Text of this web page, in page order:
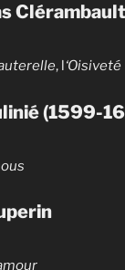
, l‘Oisiveté
(1599-